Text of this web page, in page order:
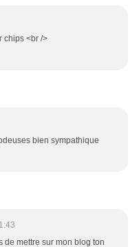
chips <br />
bien sympathique
de mettre sur mon blog ton